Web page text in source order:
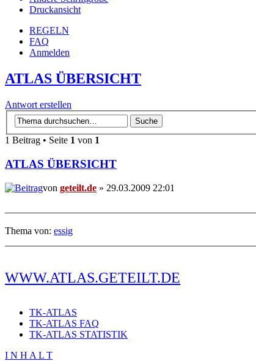
Druckansicht
REGELN
FAQ
Anmelden
ATLAS ÜBERSICHT
Antwort erstellen
1 Beitrag • Seite 1 von 1
ATLAS ÜBERSICHT
von geteilt.de » 29.03.2009 22:01
Thema von: essig
WWW.ATLAS.GETEILT.DE
TK-ATLAS
TK-ATLAS FAQ
TK-ATLAS STATISTIK
I N H A L T